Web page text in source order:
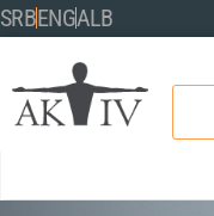
SRBENGALB